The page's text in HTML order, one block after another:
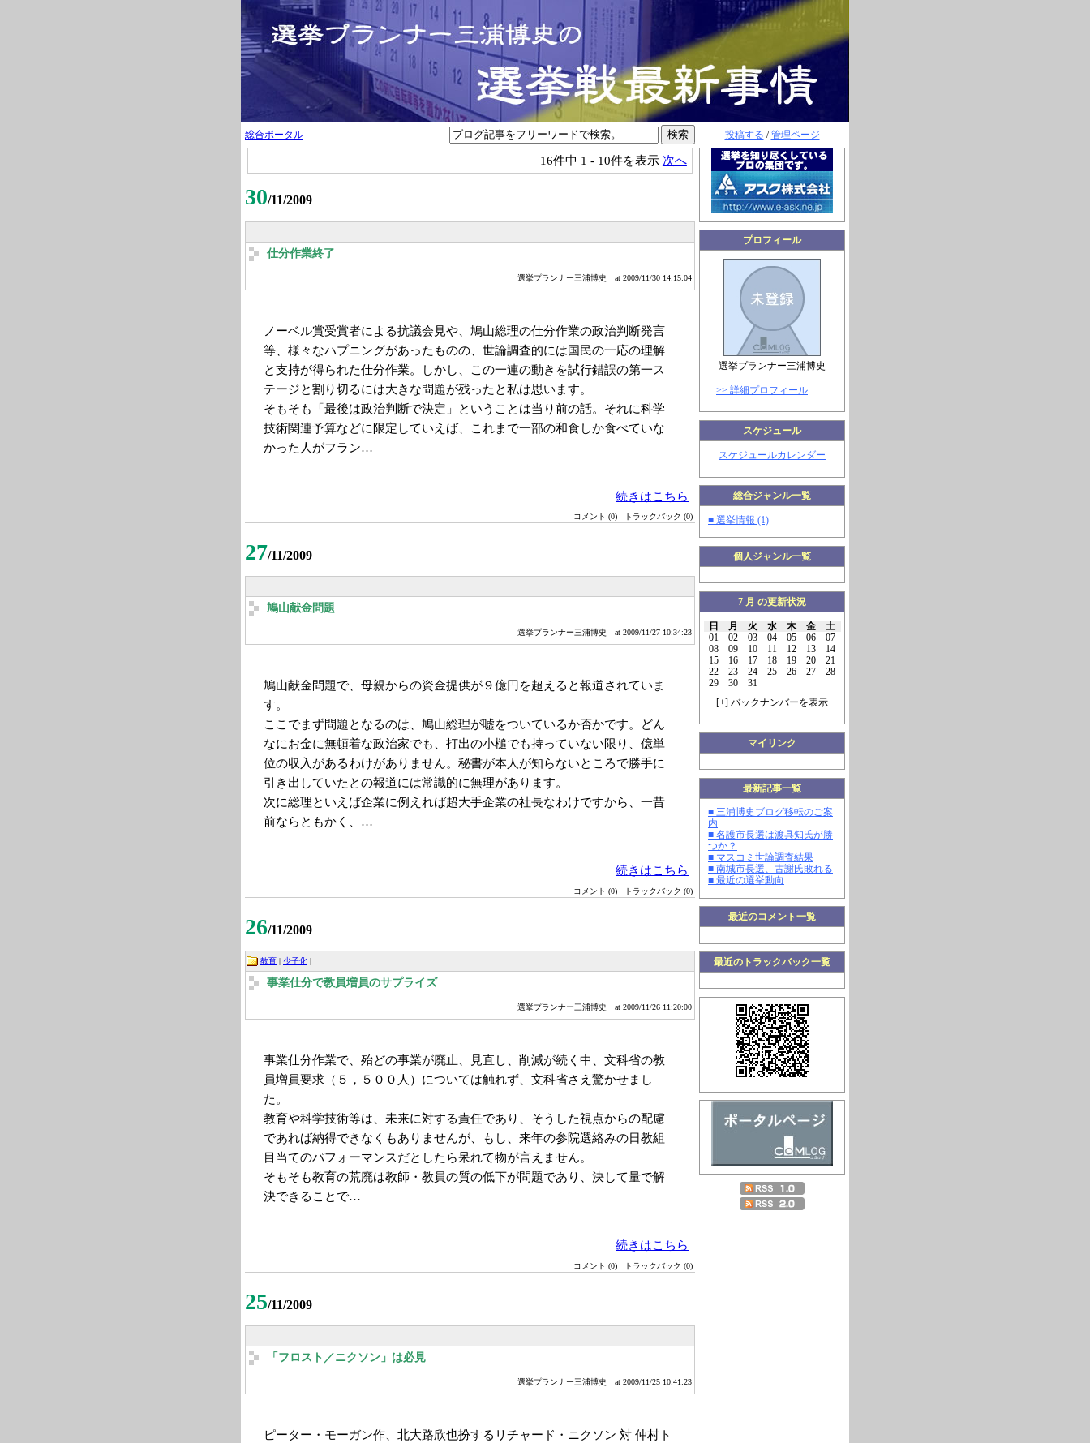
投稿する /管理ページ
プロフィール
選挙プランナー三浦博史
>> 詳細プロフィール
スケジュール
スケジュールカレンダー
総合ジャンル一覧
■ 選挙情報 (1)
個人ジャンル一覧
7 月 の更新状況
日 月 火 水 木 金
土
01
02 03 04 05 06
07
08
09 10 11 12 13
14
15
16 17 18 19 20
21
22
23 24 25 26 27
28
29
30
31
[+] バックナンバーを表示
マイリンク
最新記事一覧
■ 三浦博史ブログ移転のご案
内
■ 名護市長選は渡具知氏が勝
つか？
■ マスコミ世論調査結果
■ 南城市長選、古謝氏敗れる
■ 最近の選挙動向
最近のコメント一覧
最近のトラックバック一覧
総合ポータル
16件中 1 - 10件を表示 次へ
30/11/2009
仕分作業終了
選挙プランナー三浦博史 at 2009/11/30 14:15:04
ノーベル賞受賞者による抗議会見や、鳩山総理の仕分作業の政治判断発言
等、様々なハプニングがあったものの、世論調査的には国民の一応の理解
と支持が得られた仕分作業。しかし、この一連の動きを試行錯誤の第一ス
テージと割り切るには大きな問題が残ったと私は思います。
そもそも「最後は政治判断で決定」ということは当り前の話。それに科学
技術関連予算などに限定していえば、これまで一部の和食しか食べていな
かった人がフラン…
続きはこちら
コメント (0) トラックバック (0)
27/11/2009
鳩山献金問題
選挙プランナー三浦博史 at 2009/11/27 10:34:23
鳩山献金問題で、母親からの資金提供が９億円を超えると報道されていま
す。
ここでまず問題となるのは、鳩山総理が嘘をついているか否かです。どん
なにお金に無頓着な政治家でも、打出の小槌でも持っていない限り、億単
位の収入があるわけがありません。秘書が本人が知らないところで勝手に
引き出していたとの報道には常識的に無理があります。
次に総理といえば企業に例えれば超大手企業の社長なわけですから、一昔
前ならともかく、…
続きはこちら
コメント (0) トラックバック (0)
26/11/2009
教育 | 少子化 |
事業仕分で教員増員のサプライズ
選挙プランナー三浦博史 at 2009/11/26 11:20:00
事業仕分作業で、殆どの事業が廃止、見直し、削減が続く中、文科省の教
員増員要求（５，５００人）については触れず、文科省さえ驚かせまし
た。
教育や科学技術等は、未来に対する責任であり、そうした視点からの配慮
であれば納得できなくもありませんが、もし、来年の参院選絡みの日教組
目当てのパフォーマンスだとしたら呆れて物が言えません。
そもそも教育の荒廃は教師・教員の質の低下が問題であり、決して量で解
決できることで…
続きはこちら
コメント (0) トラックバック (0)
25/11/2009
「フロスト／ニクソン」は必見
選挙プランナー三浦博史 at 2009/11/25 10:41:23
ピーター・モーガン作、北大路欣也扮するリチャード・ニクソン 対 仲村ト